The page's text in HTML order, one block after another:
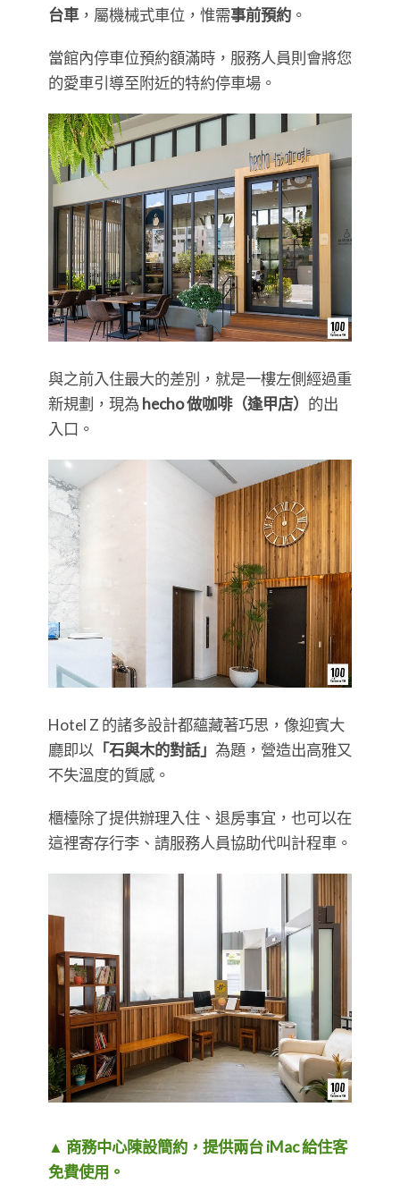
台車，屬機械式車位，惟需事前預約 。
當館內停車位預約額滿時，服務人員則會將您
的愛車引導至附近的特約停車場。
與之前入住最大的差別，就是一樓左側經過重
新規劃，現為hecho 做咖啡（逢甲店） 的出
入口。
Hotel Z 的諸多設計都蘊藏著巧思，像迎賓大
廳即以 「石與木的對話」 為題，營造出高雅又
不失溫度的質感。
櫃檯除了提供辦理入住、退房事宜，也可以在
這裡寄存行李、請服務人員協助代叫計程車。
▲ 商務中心陳設簡約，提供兩台 iMac 給住客
免費使用。